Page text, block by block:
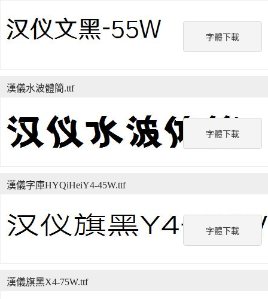
字體下載
字體下載
漢儀水波體簡.ttf
字體下載
漢儀字庫HYQiHeiY4-45W.ttf
漢儀旗黑X4-75W.ttf